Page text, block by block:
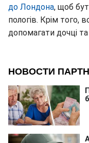
до Лондона, щоб
пологів. Крім того,
допомагати дочці